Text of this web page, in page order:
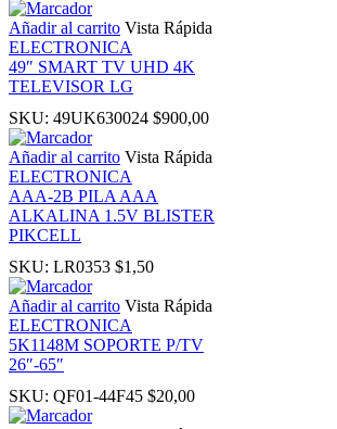
panel
panel
panel
Panel
Panel
Añadir al carrito Vista Rápida
ELECTRONICA
49″ SMART TV UHD 4K
TELEVISOR LG
SKU: 49UK630024 $900,00
Añadir al carrito Vista Rápida
ELECTRONICA
AAA-2B PILA AAA
ALKALINA 1.5V BLISTER
PIKCELL
SKU: LR0353 $1,50
Añadir al carrito Vista Rápida
ELECTRONICA
5K1148M SOPORTE P/TV
26″-65″
SKU: QF01-44F45 $20,00